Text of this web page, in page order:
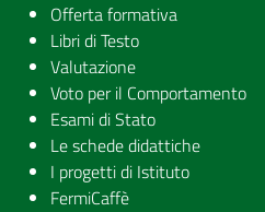
Offerta formativa
Libri di Testo
Valutazione
Voto per il Comportamento
Esami di Stato
Le schede didattiche
I progetti di Istituto
FermiCaffè